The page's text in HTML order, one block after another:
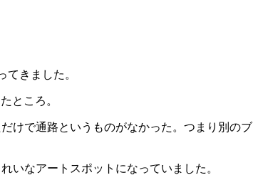
きました。
ところ。
で通路というものがなかった。つまり別の
いなアートスポットになっていました。